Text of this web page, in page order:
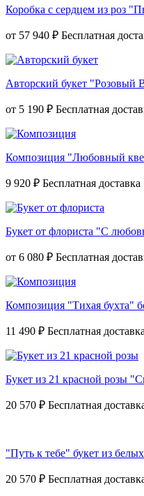
Коробка с сердцем из роз
от 57 940 ₽
Авторский букет "Розовый
от 5 190 ₽
Композиция "Любовный
9 920 ₽
Букет от флориста "С
от 6 080 ₽
Композиция "Тихая бухта"
11 490 ₽
Букет из 21 красной розы
20 570 ₽
"Путь к тебе" букет из
20 570 ₽